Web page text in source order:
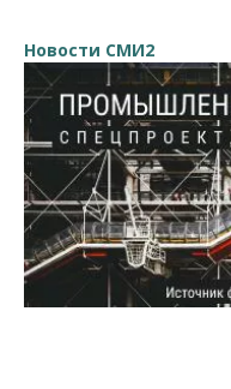
Новости СМИ2